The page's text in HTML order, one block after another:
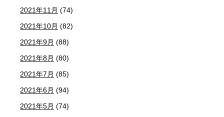
2021年11月 (74)
2021年10月 (82)
2021年9月 (88)
2021年8月 (80)
2021年7月 (85)
2021年6月 (94)
2021年5月 (74)